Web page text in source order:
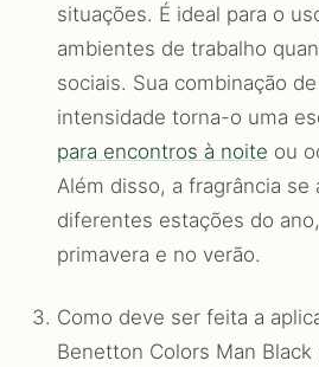
situações. É ideal para o
ambientes de trabalho
sociais. Sua combinação
intensidade torna-o uma
para encontros à noite ou
Além disso, a fragrância se
diferentes estações do
primavera e no verão.
Como deve ser feita a
Benetton Colors Man